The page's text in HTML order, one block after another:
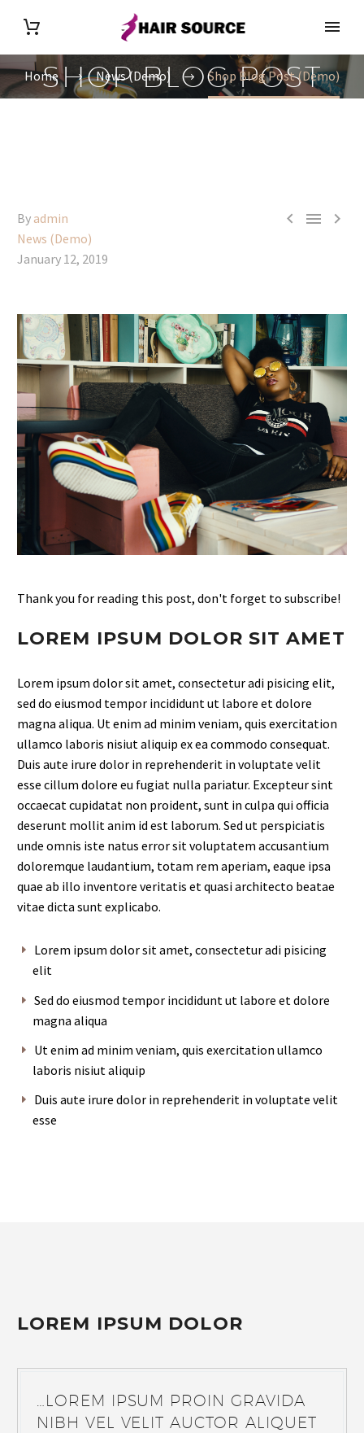
SHOP BLOG POST
Home News (Demo) Shop Blog Post (Demo)
  
By admin
News (Demo)
January 12, 2019
Thank you for reading this post, don't forget to subscribe!
LOREM IPSUM DOLOR SIT AMET
Lorem ipsum dolor sit amet, consectetur adi pisicing elit,
sed do eiusmod tempor incididunt ut labore et dolore
magna aliqua. Ut enim ad minim veniam, quis exercitation
ullamco laboris nisiut aliquip ex ea commodo consequat.
Duis aute irure dolor in reprehenderit in voluptate velit
esse cillum dolore eu fugiat nulla pariatur. Excepteur sint
occaecat cupidatat non proident, sunt in culpa qui officia
deserunt mollit anim id est laborum. Sed ut perspiciatis
unde omnis iste natus error sit voluptatem accusantium
doloremque laudantium, totam rem aperiam, eaque ipsa
quae ab illo inventore veritatis et quasi architecto beatae
vitae dicta sunt explicabo.
Lorem ipsum dolor sit amet, consectetur adi pisicing
elit
Sed do eiusmod tempor incididunt ut labore et dolore
magna aliqua
Ut enim ad minim veniam, quis exercitation ullamco
laboris nisiut aliquip
Duis aute irure dolor in reprehenderit in voluptate velit
esse
LOREM IPSUM DOLOR
…LOREM IPSUM PROIN GRAVIDA
NIBH VEL VELIT AUCTOR ALIQUET